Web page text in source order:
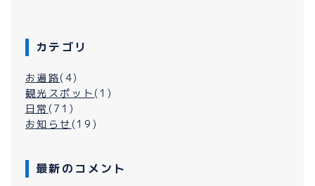
カテゴリ
お遍路(4)
観光スポット (1)
日常 (71)
お知らせ (19)
最新のコメント